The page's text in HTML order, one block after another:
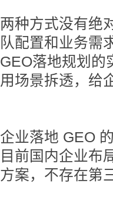
两种方式没有绝
队配置和业务需
GEO落地规划的
用场景拆透，给
企业落地 GEO
目前国内企业布
方案，不存在第